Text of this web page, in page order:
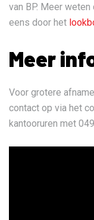
van BP. Meer
eens door het
Meer
Voor grotere
contact op via het
kantooruren met